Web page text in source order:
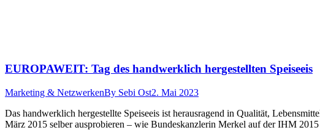
EUROPAWEIT: Tag des handwerklich hergestellten Speiseeis
Marketing & NetzwerkenBy Sebi Ost2. Mai 2023
Das handwerklich hergestellte Speiseeis ist herausragend in Qualität,
März 2015 selber ausprobieren – wie Bundeskanzlerin Merkel auf der IHM